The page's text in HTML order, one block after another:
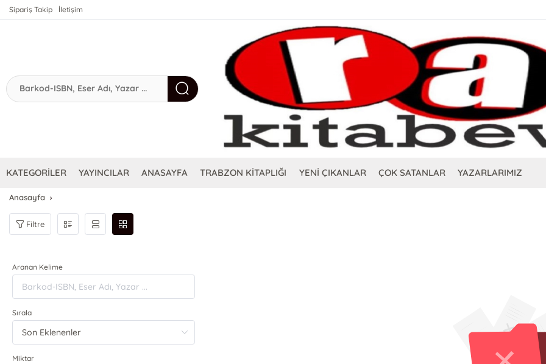
Sipariş Takip İletişim
KATEGORİLER YAYINCILAR ANASAYFA TRABZON KİTAPLIĞI YENİ ÇIKANLAR ÇOK SATANLAR YAZARLARIMIZ
Anasayfa
Filtre
Aranan Kelime
Sırala
Miktar